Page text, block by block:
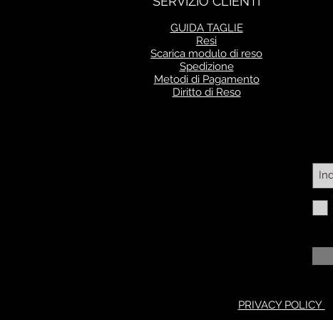
GUIDA TAGLIE
Resi
Scarica modulo di reso
Spedizione
Metodi di Pagamento
Diritto di Reso
PRIVACY POLICY